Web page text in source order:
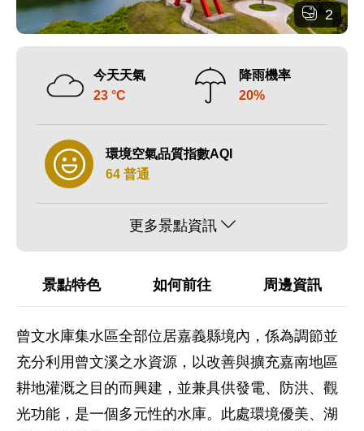
2
今天天氣
23 °C
降雨機率
20%
環境空氣品質指數AQI
64 普通
更多景點資訊
景點特色 如何前往 周邊資訊
曾文水庫集水區全部位居嘉義縣境內，係為調節並
充分利用曾文溪之水資源，以改善與擴充嘉南地區
耕地灌溉之目的而興建，並兼具供發電、防洪、觀
光功能，是一個多元性的水庫。此處環境優美、湖